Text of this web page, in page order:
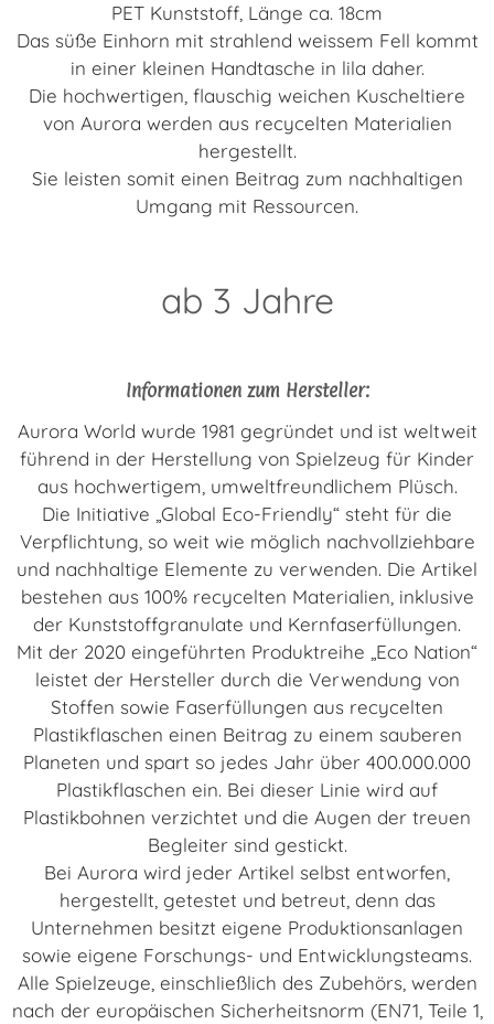
PET Kunststoff, Länge ca. 18cm
Das süße Einhorn mit strahlend weissem Fell kommt
in einer kleinen Handtasche in lila daher.
Die hochwertigen, flauschig weichen Kuscheltiere
von Aurora werden aus recycelten Materialien
hergestellt.
Sie leisten somit einen Beitrag zum nachhaltigen
Umgang mit Ressourcen.
ab 3 Jahre
Informationen zum Hersteller:
Aurora World wurde 1981 gegründet und ist weltweit
führend in der Herstellung von Spielzeug für Kinder
aus hochwertigem, umweltfreundlichem Plüsch.
Die Initiative „Global Eco-Friendly“ steht für die
Verpflichtung, so weit wie möglich nachvollziehbare
und nachhaltige Elemente zu verwenden. Die Artikel
bestehen aus 100% recycelten Materialien, inklusive
der Kunststoffgranulate und Kernfaserfüllungen.
Mit der 2020 eingeführten Produktreihe „Eco Nation“
leistet der Hersteller durch die Verwendung von
Stoffen sowie Faserfüllungen aus recycelten
Plastikflaschen einen Beitrag zu einem sauberen
Planeten und spart so jedes Jahr über 400.000.000
Plastikflaschen ein. Bei dieser Linie wird auf
Plastikbohnen verzichtet und die Augen der treuen
Begleiter sind gestickt.
Bei Aurora wird jeder Artikel selbst entworfen,
hergestellt, getestet und betreut, denn das
Unternehmen besitzt eigene Produktionsanlagen
sowie eigene Forschungs- und Entwicklungsteams.
Alle Spielzeuge, einschließlich des Zubehörs, werden
nach der europäischen Sicherheitsnorm (EN71, Teile 1,